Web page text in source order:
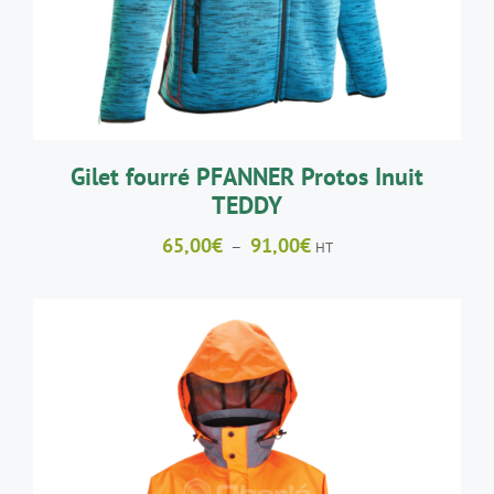
VARIATIONS.
LES
OPTIONS
PEUVENT
ÊTRE
LA
PAGE
PRODUIT
Gilet fourré PFANNER Protos Inuit
TEDDY
65,00€ – 91,00€Plage
HT